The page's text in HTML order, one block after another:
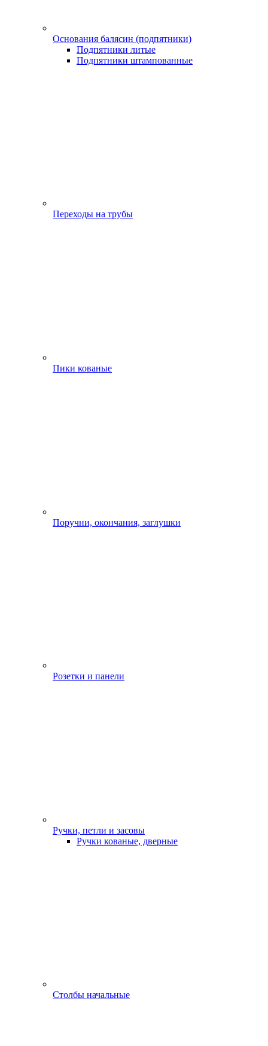
Основания балясин (подпятники)
Подпятники литые
Подпятники штампованные
Переходы на трубы
Пики кованые
Поручни, окончания, заглушки
Розетки и панели
Ручки, петли и засовы
Ручки кованые, дверные
Столбы начальные